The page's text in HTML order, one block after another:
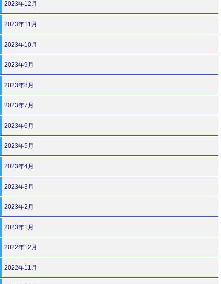
2023年12月
2023年11月
2023年10月
2023年9月
2023年8月
2023年7月
2023年6月
2023年5月
2023年4月
2023年3月
2023年2月
2023年1月
2022年12月
2022年11月